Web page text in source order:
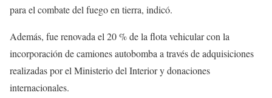
para el combate del fuego en tierra, indicó.
Además, fue renovada el 20 % de la flota vehicular con la
incorporación de camiones autobomba a través de adquisiciones
realizadas por el Ministerio del Interior y donaciones
internacionales.